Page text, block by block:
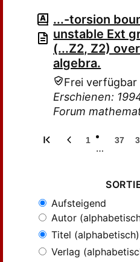
...-torsion
unstable Ext
(...Z2, Z2)
algebra.
Frei verfügbar
Erschienen:
Forum
1
…
37
Aufsteigend
Autor
Titel (alphabetisch)
Verlag